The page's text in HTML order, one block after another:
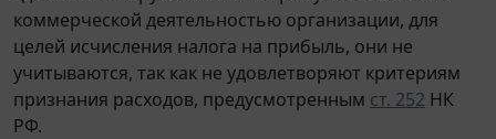
коммерческой деятельностью организации, для
целей исчисления налога на прибыль, они не
учитываются, так как не удовлетворяют критериям
признания расходов, предусмотренным ст. 252 НК
РФ.